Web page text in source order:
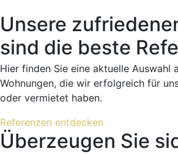
Unsere
sind die beste
Hier finden Sie eine aktuelle Auswahl
Wohnungen, die wir erfolgreich für
oder vermietet haben.
Referenzen entdecken
Überzeugen Sie